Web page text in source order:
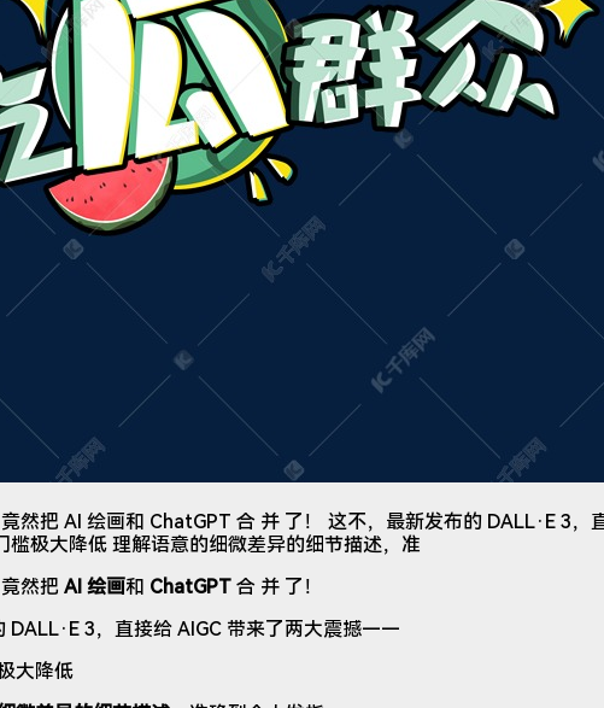
然把 AI 绘画和 ChatGPT 合 并 了！ 这不，最新发布的 DALL·E 3，
极大降低 理解语意的细微差异的细节描述，准
然把 AI 绘画和 ChatGPT 合 并 了！
DALL·E 3，直接给 AIGC 带来了两大震撼——
大降低